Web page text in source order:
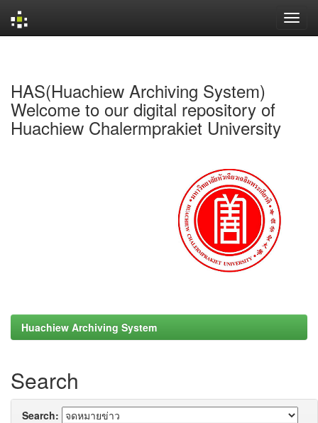
HAS(Huachiew Archiving System)
Welcome to our digital repository of
Huachiew Chalermprakiet University
Huachiew Archiving System
Search
Search: